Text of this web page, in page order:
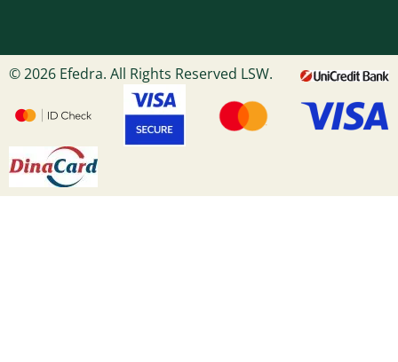
© 2026 Efedra. All Rights Reserved LSW.